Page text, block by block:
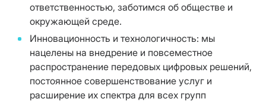
ответственностью, заботимся об обществе и
окружающей среде.
Инновационность и технологичность: мы
нацелены на внедрение и повсеместное
распространение передовых цифровых решений,
постоянное совершенствование услуг и
расширение их спектра для всех групп